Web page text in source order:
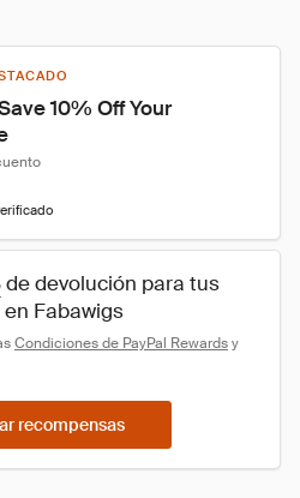
10% Off Your
de devolución para tus
Fabawigs
Condiciones de PayPal Rewards y
recompensas